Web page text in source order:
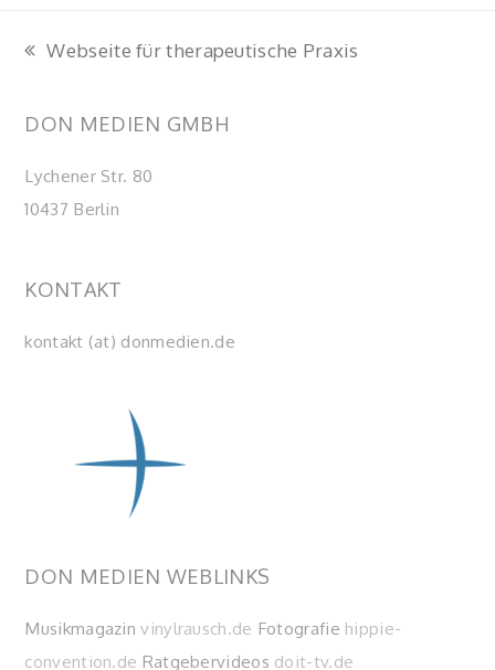
vorheriger
Webseite für therapeutische Praxis
DON MEDIEN GMBH
Lychener Str. 80
10437 Berlin
KONTAKT
kontakt (at) donmedien.de
DON MEDIEN WEBLINKS
Musikmagazinvinylrausch.de Fotografie hippie-
convention.de Ratgebervideos doit-tv.de